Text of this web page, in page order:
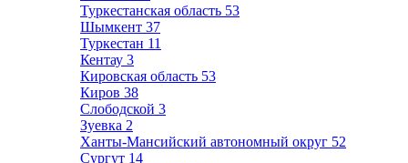
Туркестанская область 53
Шымкент 37
Туркестан 11
Кентау 3
Кировская область 53
Киров 38
Слободской 3
Зуевка 2
Ханты-Мансийский автономный округ 52
Сургут 14